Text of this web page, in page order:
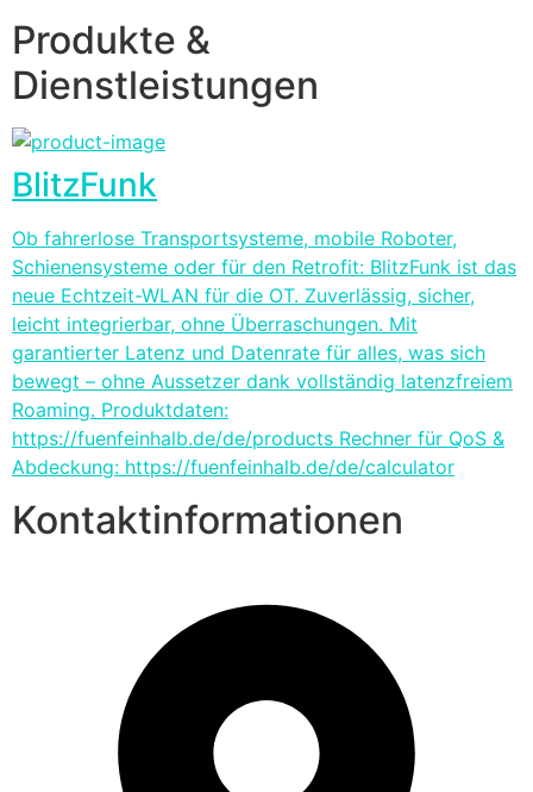
Produkte &
Dienstleistungen
BlitzFunk
Ob fahrerlose Transportsysteme, mobile Roboter,
Schienensysteme oder für den Retrofit: BlitzFunk ist das
neue Echtzeit-WLAN für die OT. Zuverlässig, sicher,
leicht integrierbar, ohne Überraschungen. Mit
garantierter Latenz und Datenrate für alles, was sich
bewegt – ohne Aussetzer dank vollständig latenzfreiem
Roaming. Produktdaten:
https://fuenfeinhalb.de/de/products Rechner für QoS &
Abdeckung: https://fuenfeinhalb.de/de/calculator
Kontaktinformationen